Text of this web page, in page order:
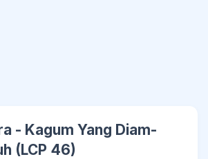
- Kagum Yang Diam-
(LCP 46)